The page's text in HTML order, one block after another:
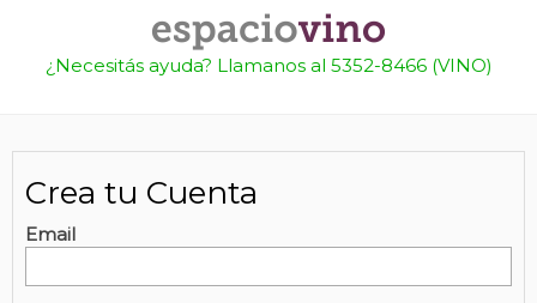
¿Necesitás ayuda? Llamanos al 5352-8466 (VINO)
Crea tu Cuenta
Email